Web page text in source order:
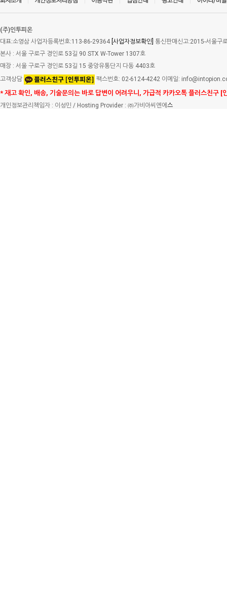
(주)인투피온
대표:소영삼 사업자등록번호:113-86-29364 [사업자정보확인] 통신판매신고:2015-서울구
본사 : 서울 구로구 경인로 53길 90 STX W-Tower 1307호
매장 : 서울 구로구 경인로 53길 15 중앙유통단지 다동 4403호
고객상담
팩스번호: 02-6124-4242 이메일:
* 재고 확인, 배송, 기술문의는 바로 답변이 어려우니, 가급적 카카오톡 플러스친구 [
개인정보관리책임자 : 이성민 / Hosting Provider : ㈜가비아씨엔에 스